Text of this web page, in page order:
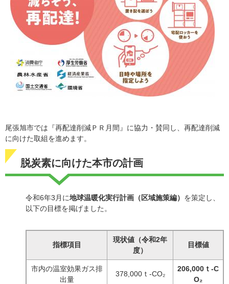
尾張旭市では『再配達削減ＰＲ月間』に協力・賛同し、再配達削減
に向けた取組を進めます。
脱炭素に向けた本市の計画
令和6年3月に地球温暖化実行計画（区域施策編） を策定し、
以下の目標を掲げました。
指標項目
現状値（令和2年
度）
目標値
市内の温室効果ガス排
出量
378,000ｔ-CO₂
206,000ｔ-C
O₂